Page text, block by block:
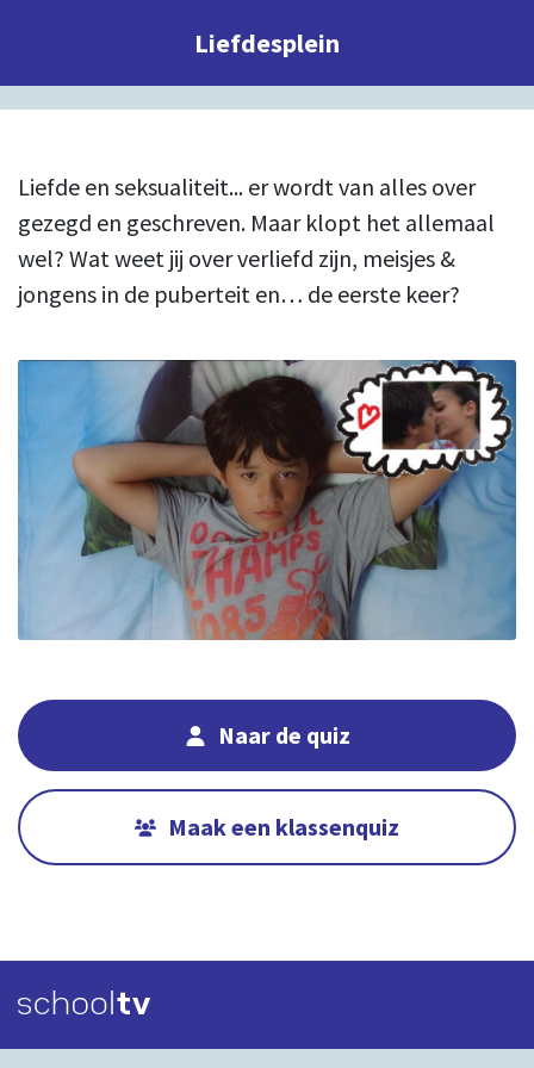
Liefdesplein
Liefde en seksualiteit... er wordt van alles over
gezegd en geschreven. Maar klopt het allemaal
wel? Wat weet jij over verliefd zijn, meisjes &
jongens in de puberteit en… de eerste keer?
Naar de quiz
Maak een klassenquiz